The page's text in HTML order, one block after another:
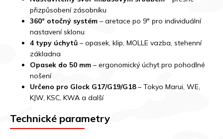
přizpůsobení zásobníku
360° otočný systém – aretace po 9° pro individuální
nastavení sklonu
4 typy úchytů – opasek, klip, MOLLE vazba, stehenní
základna
Opasek do 50 mm – ergonomický úchyt pro pohodlné
nošení
Určeno pro Glock G17/G19/G18– Tokyo Marui, WE,
KJW, KSC, KWA a další
Technické parametry